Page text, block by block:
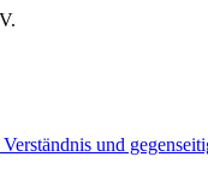
und